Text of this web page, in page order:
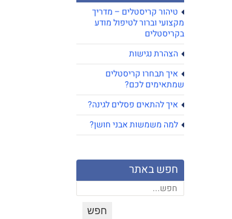
טיהור קריסטלים – מדריך
מקצועי וברור לטיפול מודע
בקריסטלים
הצהרת נגישות
איך תבחרו קריסטלים
שמתאימים לכם?
איך להתאים פסלים לגינה?
למה משמשות אבני חושן?
חפש באתר